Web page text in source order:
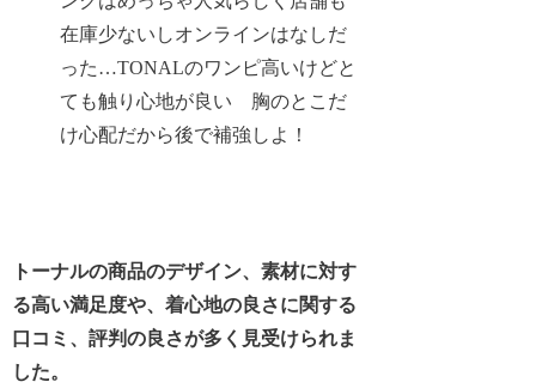
在庫少ないしオンラインはなしだ
った…TONALのワンピ高いけどと
ても触り心地が良い 胸のとこだ
け心配だから後で補強しよ！
トーナルの商品のデザイン、素材に対す
る高い満足度や、着心地の良さに関する
口コミ、評判の良さが多く見受けられま
した。